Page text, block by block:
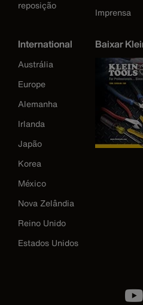
reposição
Imprensa
International
Austrália
Europe
Alemanha
Irlanda
Japão
Korea
México
Nova Zelândia
Reino Unido
Estados Unidos
Baixar